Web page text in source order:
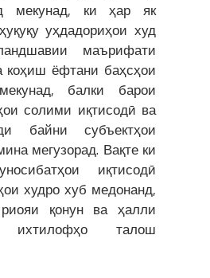
мекунад, ки ҳар як
уҳдадориҳои худ
маърифати
коҳиш ёфтани баҳсҳои
балки барои
солими иқтисодӣ ва
байни субъектҳои
мегузорад. Вақте ки
иқтисодӣ
худро хуб медонанд,
қонун ва ҳалли
ихтилофҳо талош